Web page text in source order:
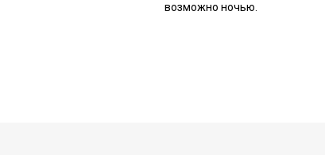
возможно ночью.